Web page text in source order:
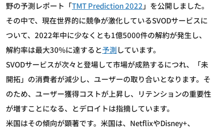
野の予測レポート「TMT Prediction 2022 」を公開しました。
その中で、現在世界的に競争が激化しているSVODサービスに
ついて、2022年中に少なくとも1億5000件の解約が発生し、
解約率は最大30%に達すると予測しています。
SVODサービスが次々と登場して市場が成熟するにつれ、「未
開拓」の消費者が減少し、ユーザーの取り合いとなります。そ
のため、ユーザー獲得コストが上昇し、リテンションの重要性
が増すことになる、とデロイトは指摘しています。
米国はその傾向が顕著です。米国は、NetflixやDisney+、